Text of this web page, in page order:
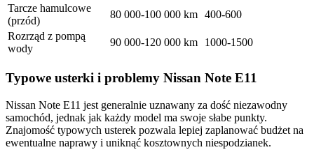
Tarcze hamulcowe
(przód)
80 000-100 000 km 400-600
Rozrząd z pompą
wody
90 000-120 000 km 1000-1500
Typowe usterki i problemy Nissan Note E11
Nissan Note E11 jest generalnie uznawany za dość niezawodny
samochód, jednak jak każdy model ma swoje słabe punkty.
Znajomość typowych usterek pozwala lepiej zaplanować budżet na
ewentualne naprawy i uniknąć kosztownych niespodzianek.